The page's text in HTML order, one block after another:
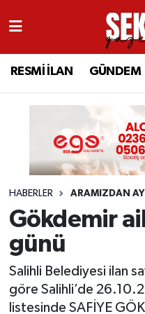
RESMİ İLAN GÜNDEM
HABERLER ARAMIZDAN
Gökdemir
günü
Salihli Belediyesi ilan
göre Salihli’de
listesinde SAFİYE
RESMİ İLAN
EKONOMİ
SİYASET
EĞİTİM
SAĞLIK
SPOR
MANİSA
AKHİSAR
ALAŞEHİR
KULA
YUNUSEMRE
ŞEHZADELER
RESMİ İLAN
MANİSA
ALAŞEHİR
DEMİRCİ
GÖLMARMARA
GÖRDES
KIRKAĞAÇ
ARAMIZDAN
BİR ZAMANLAR
SİZİN SESİNİZ
GÜNDEM
ASAYİŞ
SİYASET
Manisa Nöbetçi
Manisa Namaz
Manisa Trafik
Süper Lig Puan
Tüm Manşetler
Son Dakika
Haber Arşivi